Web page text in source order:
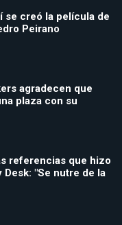
se creó la película de
Peirano
agradecen que
plaza con su
referencias que hizo
"Se nutre de la